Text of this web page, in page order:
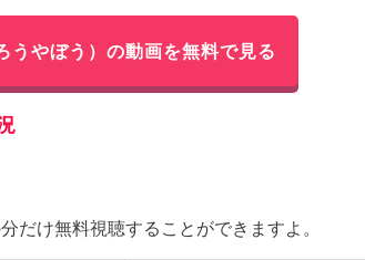
うやぼう）の動画を無料で見る
け無料視聴することができますよ。